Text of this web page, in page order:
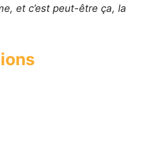
et c’est peut-être ça, la